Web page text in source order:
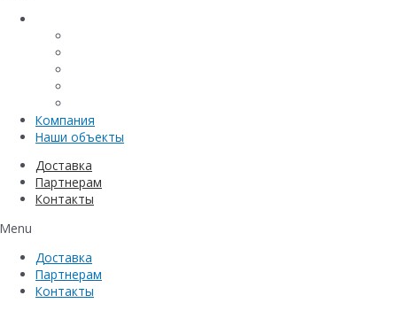
Компания
Наши объекты
Доставка
Партнерам
Контакты
Menu
Доставка
Партнерам
Контакты